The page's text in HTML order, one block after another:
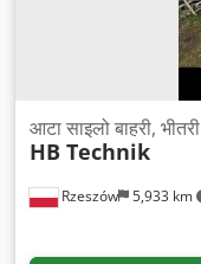
Rzeszów 5,933 km
आटा साइलो बाहरी, भीतरी
HB Technik